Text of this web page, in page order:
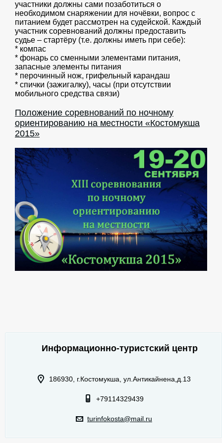
участники должны сами позаботиться о
необходимом снаряжении для ночёвки, вопрос с
питанием будет рассмотрен на судейской. Каждый
участник соревнований должны предоставить
судье – стартёру (т.е. должны иметь при себе):
* компас
* фонарь со сменными элементами питания,
запасные элементы питания
* перочинный нож, грифельный карандаш
* спички (зажигалку), часы (при отсутствии
мобильного средства связи)
Положение соревнований по ночному
ориентированию на местности «Костомукша
2015»
Информационно-туристский центр
186930, г.Костомукша, ул.Антикайнена,д.13
+79114329439
turinfokosta@mail.ru